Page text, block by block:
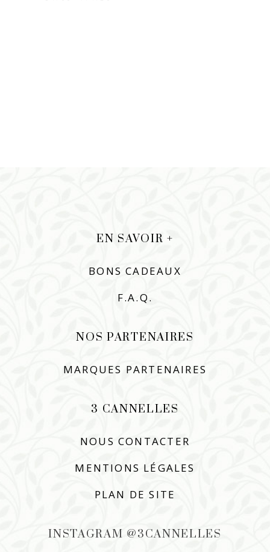
EN SAVOIR +
BONS CADEAUX
F.A.Q.
NOS PARTENAIRES
MARQUES PARTENAIRES
3 CANNELLES
NOUS CONTACTER
MENTIONS LÉGALES
PLAN DE SITE
INSTAGRAM @3CANNELLES